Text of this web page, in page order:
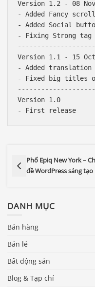
Version 1.2 - 08
- Added Fancy
- Added Social
- Fixing Strong
Version 1.1 - 15
- Added translation
- Fixed big titles
Version 1.0
Phố Epiq New York –
đề WordPress sáng tạo
DANH MỤC
Bán hàng
Bán lẻ
Bất động sản
Blog & Tạp chí